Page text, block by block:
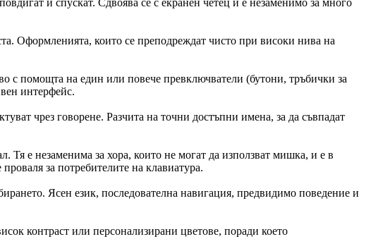
и спускат. Сдвоява се с екранен четец и е незаменимо за много
Оформленията, които се преподреждат чисто при високи нива на
с помощта на един или повече превключватели (бутони, тръбички за
интерфейс.
чрез говорене. Разчита на точни достъпни имена, за да съвпадат
е незаменима за хора, които не могат да използват мишка, и е в
за потребителите на клавиатура.
Ясен език, последователна навигация, предвидимо поведение и
контраст или персонализирани цветове, поради което